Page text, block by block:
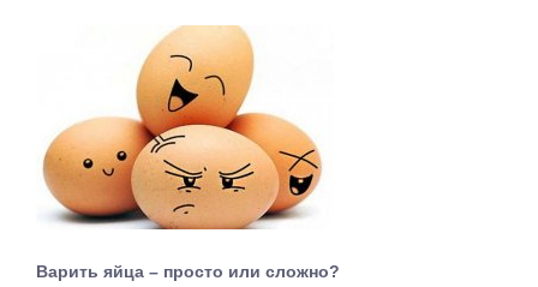
Варить яйца – просто или сложно?